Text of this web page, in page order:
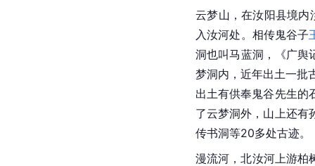
云梦山 ，在汝阳县境内
入汝河处。相传鬼谷子
洞也叫马蓝洞，《广舆
梦洞内，近年出土一批
出土有供奉鬼谷先生的
了云梦洞外，山上还有
传书洞等20多处古迹。
漫流河，北汝河上游柏